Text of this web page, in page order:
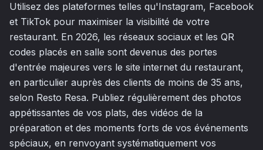
Utilisez des plateformes telles qu'Instagram, Facebook
et TikTok pour maximiser la visibilité de votre
restaurant. En 2026, les réseaux sociaux et les QR
codes placés en salle sont devenus des portes
d'entrée majeures vers le site internet du restaurant,
en particulier auprès des clients de moins de 35 ans,
selon Resto Resa. Publiez régulièrement des photos
appétissantes de vos plats, des vidéos de la
préparation et des moments forts de vos événements
spéciaux, en renvoyant systématiquement vos